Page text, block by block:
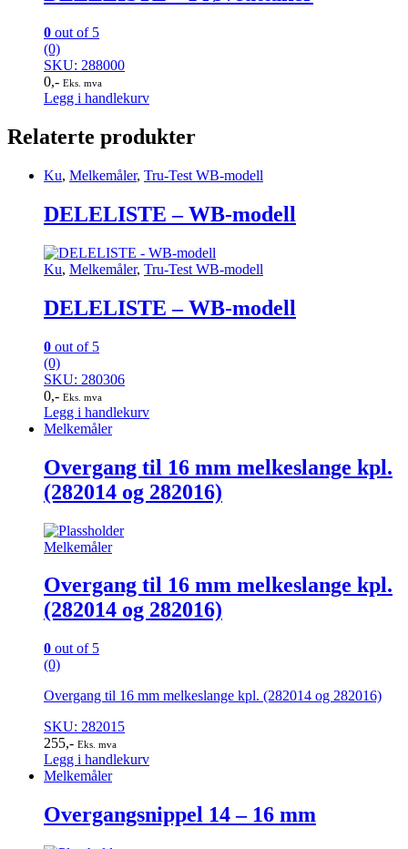
0 out of 5
(0)
SKU: 288000
0,- Eks. mva
Legg i handlekurv
Relaterte produkter
Ku, Melkemåler, Tru-Test WB-modell
DELELISTE – WB-modell
Ku, Melkemåler, Tru-Test WB-modell
DELELISTE – WB-modell
0 out of 5
(0)
SKU: 280306
0,- Eks. mva
Legg i handlekurv
Melkemåler
Overgang til 16 mm melkeslange kpl.
(282014 og 282016)
Melkemåler
Overgang til 16 mm melkeslange kpl.
(282014 og 282016)
0 out of 5
(0)
Overgang til 16 mm melkeslange kpl. (282014 og 282016)
SKU: 282015
255,- Eks. mva
Legg i handlekurv
Melkemåler
Overgangsnippel 14 – 16 mm